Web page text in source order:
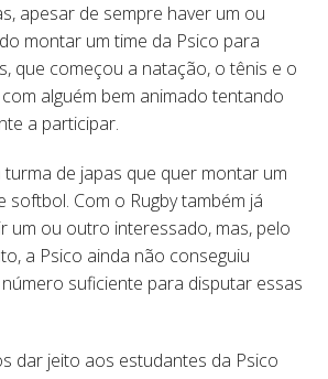
apesar de sempre haver um ou
montar um time da Psico para
que começou a natação, o tênis e o
alguém bem animado tentando
a participar.
turma de japas que quer montar um
softbol. Com o Rugby também já
um ou outro interessado, mas, pelo
a Psico ainda não conseguiu
suficiente para disputar essas
dar jeito aos estudantes da Psico